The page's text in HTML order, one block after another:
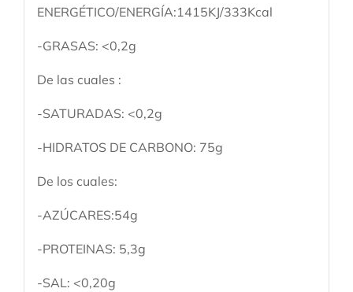
ENERGÉTICO/ENERGÍA:1415KJ/333Kcal
-GRASAS: <0,2g
De las cuales :
-SATURADAS: <0,2g
-HIDRATOS DE CARBONO: 75g
De los cuales:
-AZÚCARES:54g
-PROTEINAS: 5,3g
-SAL: <0,20g